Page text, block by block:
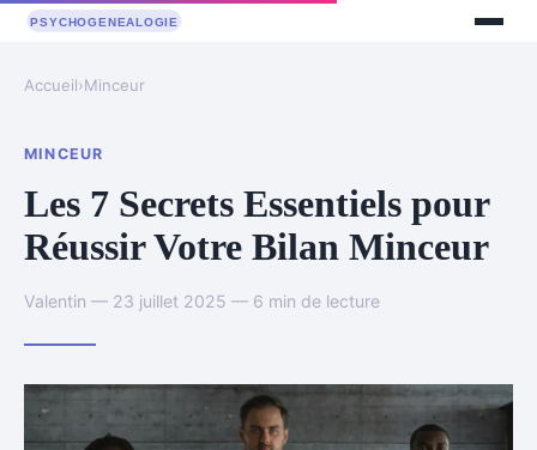
Accueil›Minceur
MINCEUR
Les 7 Secrets Essentiels pour
Réussir Votre Bilan Minceur
Valentin — 23 juillet 2025 — 6 min de lecture